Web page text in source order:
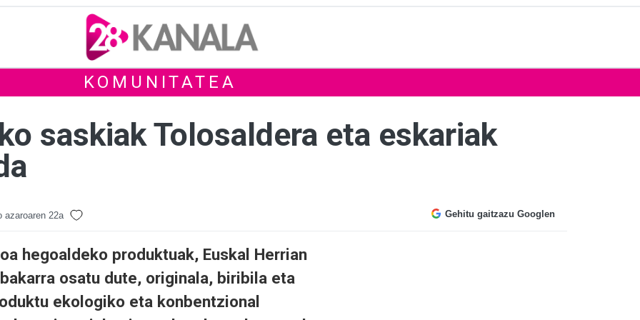
KOMUNITATEA
saskiak Tolosaldera eta eskariak
azaroaren 22a Gehitu gaitzazu Googlen
hegoaldeko produktuak, Euskal Herrian
osatu dute, originala, biribila eta
ekologiko eta konbentzional